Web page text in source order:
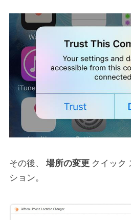
その後、 場所の変更クイック
ション。